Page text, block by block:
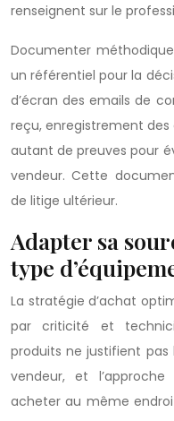
renseignent sur le
Documenter
un référentiel pour la
d’écran des emails de
reçu, enregistrement
autant de preuves pour
vendeur. Cette
de litige ultérieur.
Adapter sa
type
La stratégie d’achat
par criticité et
produits ne justifient pas
vendeur, et
acheter au même